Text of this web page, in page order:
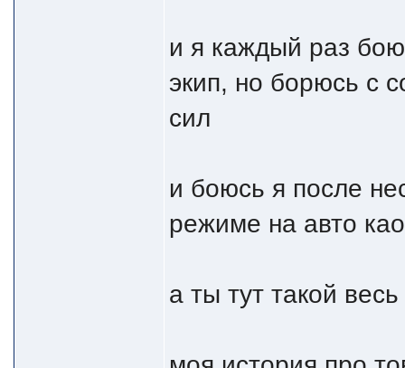
и я каждый раз
экип, но борюсь с
сил
и боюсь я после
режиме на авто
а ты тут такой